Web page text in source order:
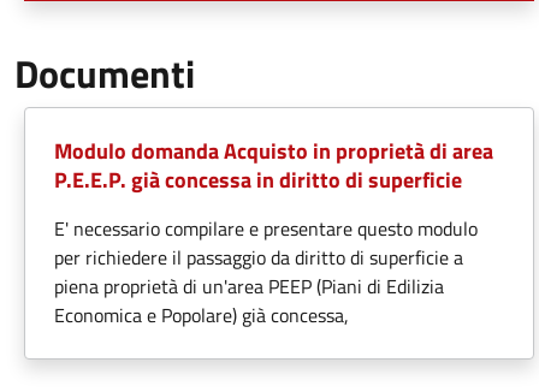
Documenti
Modulo domanda Acquisto in proprietà di area
P.E.E.P. già concessa in diritto di superficie
E' necessario compilare e presentare questo modulo
per richiedere il passaggio da diritto di superficie a
piena proprietà di un'area PEEP (Piani di Edilizia
Economica e Popolare) già concessa,